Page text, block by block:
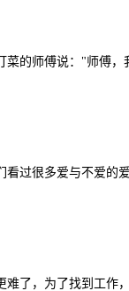
的师傅说："师傅
过很多爱与不爱的
了，为了找到工作